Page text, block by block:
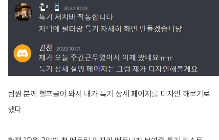
팀원 분께 헬프콜이 와서 내가 특기 상세 페이지를 디자인 해보기로
했다.